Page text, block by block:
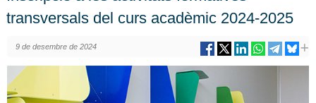
transversals del curs acadèmic 2024-2025
9 de desembre de 2024